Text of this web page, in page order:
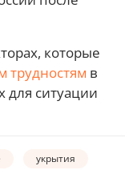
которые
трудностям в
для ситуации
укрытия